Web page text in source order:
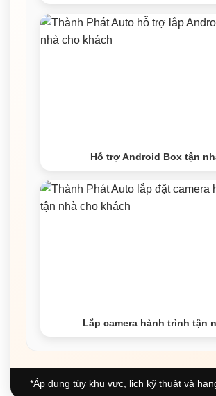
Hỗ trợ Android Box tận
Lắp camera hành trình tận
*Áp dụng tùy khu vực, lịch kỹ thuật và